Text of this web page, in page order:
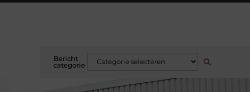
Bericht
categorie